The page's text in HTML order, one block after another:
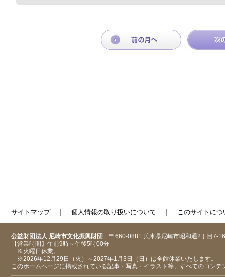
サイトマップ｜ 個人情報の取り扱いについて ｜ このサイトにつ
公益財団法人 尼崎市文化振興財団 〒660-0881 兵庫県尼崎市昭和通2丁目7-16
【営業時間】午前9時～午後5時00分
※火曜日休業。
※2026年12月29日（火）～2027年1月3日（日）は全館休業いたします。
このホームページに掲載されている記事・写真・イラスト等、すべてのコン